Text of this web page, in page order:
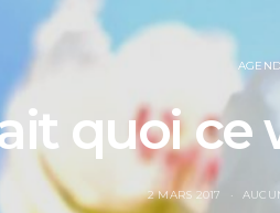
quoi ce
2 MARS 2017